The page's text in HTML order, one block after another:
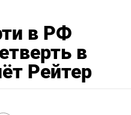
в РФ
в
Рейтер